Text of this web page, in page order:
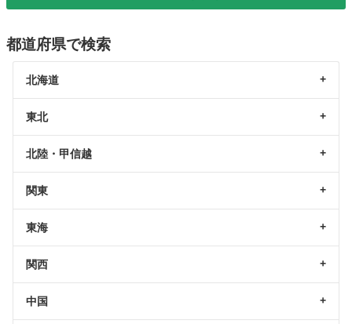
都道府県で検索
北海道
東北
北陸・甲信越
関東
東海
関西
中国